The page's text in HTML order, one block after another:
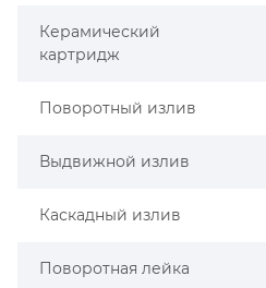
Керамический
картридж
Поворотный излив
Выдвижной излив
Каскадный излив
Поворотная лейка